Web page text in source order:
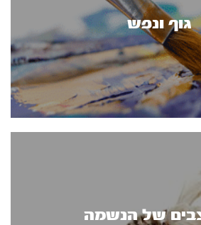
גוף ונפש
של הנשמה